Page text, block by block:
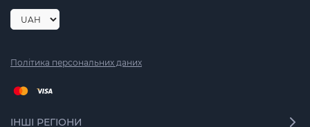
Політика персональних даних
ІНШІ РЕГІОНИ